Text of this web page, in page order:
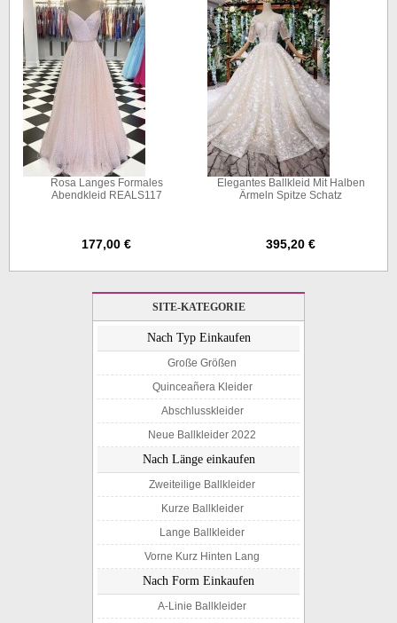
Rosa Langes Formales
Abendkleid REALS117
177,00 €
Elegantes Ballkleid Mit Halben
Ärmeln Spitze Schatz
395,20 €
SITE-KATEGORIE
Nach Typ Einkaufen
Große Größen
Quinceañera Kleider
Abschlusskleider
Neue Ballkleider 2022
Nach Länge einkaufen
Zweiteilige Ballkleider
Kurze Ballkleider
Lange Ballkleider
Vorne Kurz Hinten Lang
Nach Form Einkaufen
A-Linie Ballkleider